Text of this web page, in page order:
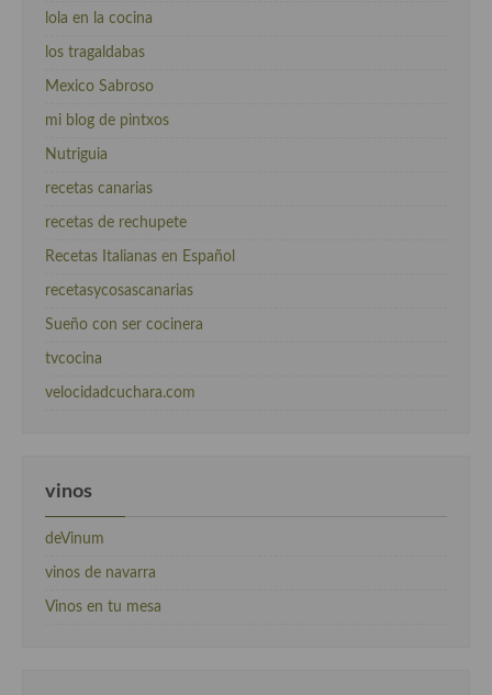
lola en la cocina
los tragaldabas
Mexico Sabroso
mi blog de pintxos
Nutriguia
recetas canarias
recetas de rechupete
Recetas Italianas en Español
recetasycosascanarias
Sueño con ser cocinera
tvcocina
velocidadcuchara.com
vinos
deVinum
vinos de navarra
Vinos en tu mesa